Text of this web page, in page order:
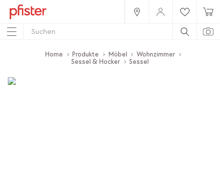
Home Produkte Möbel
Wohnzimmer
Sessel & Hocker
Sessel